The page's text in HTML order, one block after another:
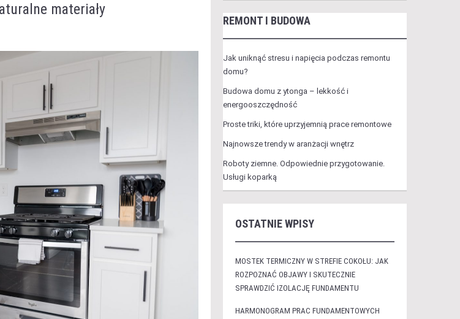
materiały
REMONT I BUDOWA
Jak uniknąć stresu i napięcia podczas remontu
domu?
Budowa domu z ytonga – lekkość i
energooszczędność
Proste triki, które uprzyjemnią prace remontowe
Najnowsze trendy w aranżacji wnętrz
Roboty ziemne. Odpowiednie przygotowanie.
Usługi koparką
OSTATNIE WPISY
MOSTEK TERMICZNY W STREFIE COKOŁU: JAK
ROZPOZNAĆ OBJAWY I SKUTECZNIE
SPRAWDZIĆ IZOLACJĘ FUNDAMENTU
HARMONOGRAM PRAC FUNDAMENTOWYCH